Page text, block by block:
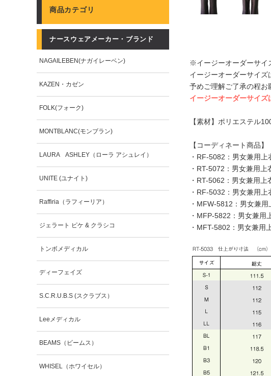
※イージーオーダーサイ
イージーオーダーサイズ
予めご理解ご了承の程お
イージーオーダーサイズ
【素材】ポリエステル
【コーディネート商品】
・ RF-5082：男女兼用上
・ RT-5072：男女兼用上
・ RT-5062：男女兼用上
・ RF-5032：男女兼用上
・ MFW-5812：男女兼用
・ MFP-5822：男女兼用
・ MFT-5802：男女兼用
商品カテゴリ
ナースウェアメーカー・ブランド
NAGAILEBEN(ナガイレーベン)
KAZEN・カゼン
FOLK(フォーク)
MONTBLANC(モンブラン)
LAURA ASHLEY（ローラ アシュレイ）
UNITE (ユナイト)
Raffiria（ラフィーリア）
ジェラート ピケ & クラシコ
トンボメディカル
ディーフェイズ
S.C.R.U.B.S (スクラブス）
Leeメディカル
BEAMS（ビームス）
WHISEL（ホワイセル）